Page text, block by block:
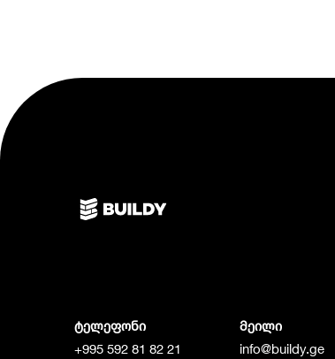
ტელეფონი
+995 592 81 82 21
მეილი
info@buildy.ge